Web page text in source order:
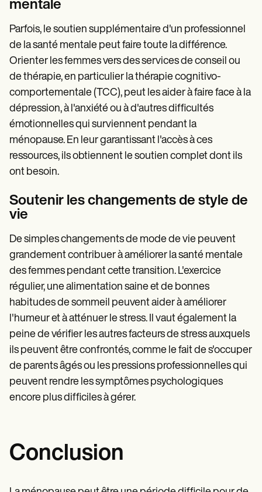
mentale
Parfois, le soutien supplémentaire d'un professionnel
de la santé mentale peut faire toute la différence.
Orienter les femmes vers des services de conseil ou
de thérapie, en particulier la thérapie cognitivo-
comportementale (TCC), peut les aider à faire face à la
dépression, à l'anxiété ou à d'autres difficultés
émotionnelles qui surviennent pendant la
ménopause. En leur garantissant l'accès à ces
ressources, ils obtiennent le soutien complet dont ils
ont besoin.
Soutenir les changements de style de
vie
De simples changements de mode de vie peuvent
grandement contribuer à améliorer la santé mentale
des femmes pendant cette transition. L'exercice
régulier, une alimentation saine et de bonnes
habitudes de sommeil peuvent aider à améliorer
l'humeur et à atténuer le stress. Il vaut également la
peine de vérifier les autres facteurs de stress auxquels
ils peuvent être confrontés, comme le fait de s'occuper
de parents âgés ou les pressions professionnelles qui
peuvent rendre les symptômes psychologiques
encore plus difficiles à gérer.
Conclusion